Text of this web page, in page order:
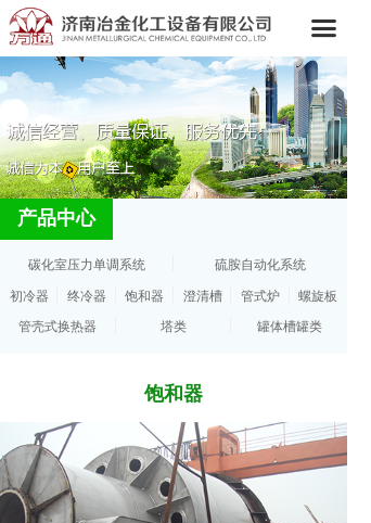
끀
饱和器
产品中心
碳化室压力单调系统
硫胺自动化系统
初冷器
终冷器 饱和器 澄清槽 管式炉
螺旋板
管壳式换热器
塔类 罐体槽罐类